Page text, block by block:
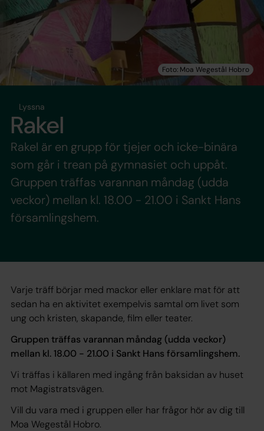
Lyssna
Rakel
Rakel är en grupp för tjejer och icke-binära
som går i trean på gymnasiet och uppåt.
Gruppen träffas varannan måndag (udda
veckor) mellan kl. 18.00 - 21.00 i Sankt Hans
församlingshem.
Varje träff börjar med mackor eller enklare mat för att
sedan ha en aktivitet exempelvis samtal om livet som
ung och kristen, skapande, film eller teater.
Gruppen träffas varannan måndag (udda veckor)
mellan kl. 18.00 - 21.00 i Sankt Hans församlingshem.
Vi träffas i källaren med ingång från baksidan av huset
mot Magistratsvägen.
Vill du vara med i gruppen eller har frågor hör av dig till
Moa Wegestål Hobro.